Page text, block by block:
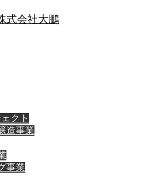
式会社大鵬
クト
造事業
事業